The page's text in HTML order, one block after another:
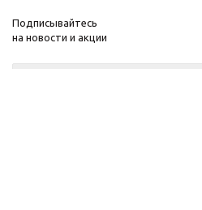
Подписывайтесь
на новости и акции